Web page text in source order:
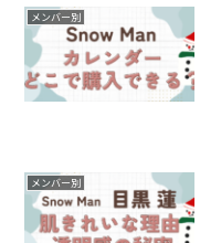
メンバー別
メンバー別